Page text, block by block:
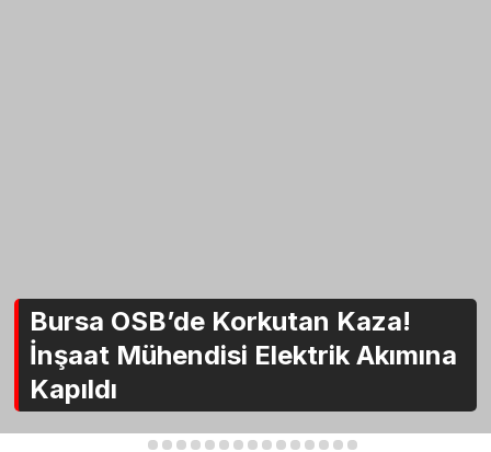
Bursa OSB’de Korkutan Kaza!
İnşaat Mühendisi Elektrik Akımına
Kapıldı
2 3 4 5 6 7 8 9 10 11 12 13 14 15